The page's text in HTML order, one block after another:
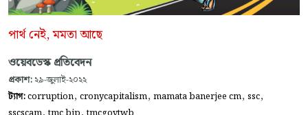
পার্থ নেই, মমতা আছে
ওয়েবডেস্ক প্রতিবেদন
প্রকাশ: ২৯-জুলাই-২০২২
ট্যাগ:corruption, cronycapitalism, mamata banerjee cm, ssc,